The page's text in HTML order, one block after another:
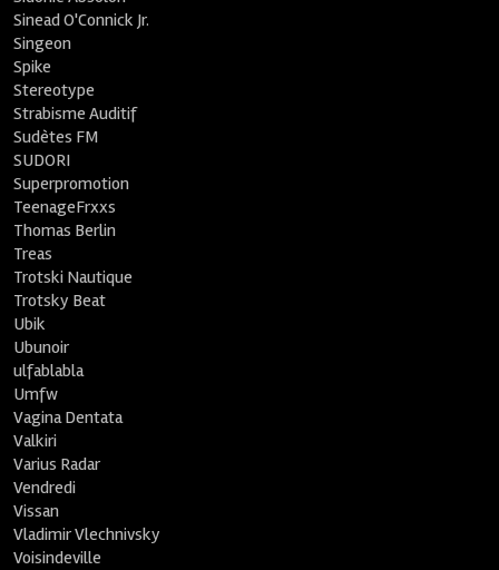
Sinead O'Connick Jr.
Singeon
Spike
Stereotype
Strabisme Auditif
Sudètes FM
SUDORI
Superpromotion
TeenageFrxxs
Thomas Berlin
Treas
Trotski Nautique
Trotsky Beat
Ubik
Ubunoir
ulfablabla
Umfw
Vagina Dentata
Valkiri
Varius Radar
Vendredi
Vissan
Vladimir Vlechnivsky
Voisindeville